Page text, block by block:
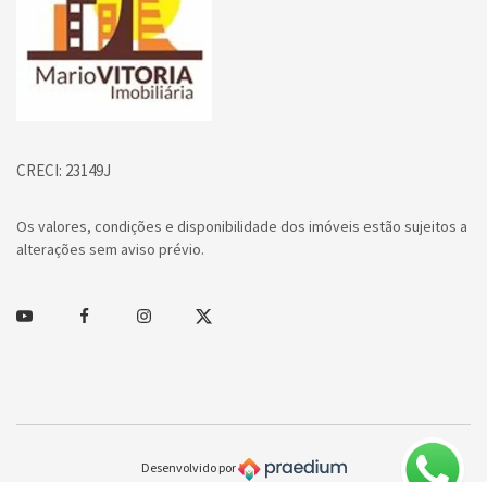
CRECI: 23149J
Os valores, condições e disponibilidade dos imóveis estão sujeitos a
alterações sem aviso prévio.
Youtube FacebookInstagramTwitter
Desenvolvido por